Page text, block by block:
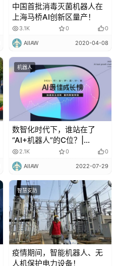
中国首批消毒灭菌机器人在
上海马桥AI创新区量产！
3.1K 0 0
AIIAW 2020-04-08
机器人
数智化时代下，谁站在了
“AI+机器人”的C位？|
2021AI 最佳成长榜
2.1K 0 0
AIIAW 2022-07-29
智慧安防
疫情期间，智能机器人、无
人机保护电力设备！